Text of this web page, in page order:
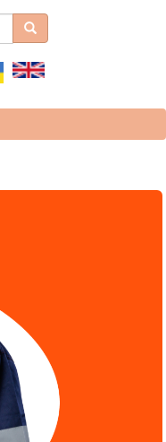
Пошук